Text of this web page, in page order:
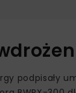
podpisały